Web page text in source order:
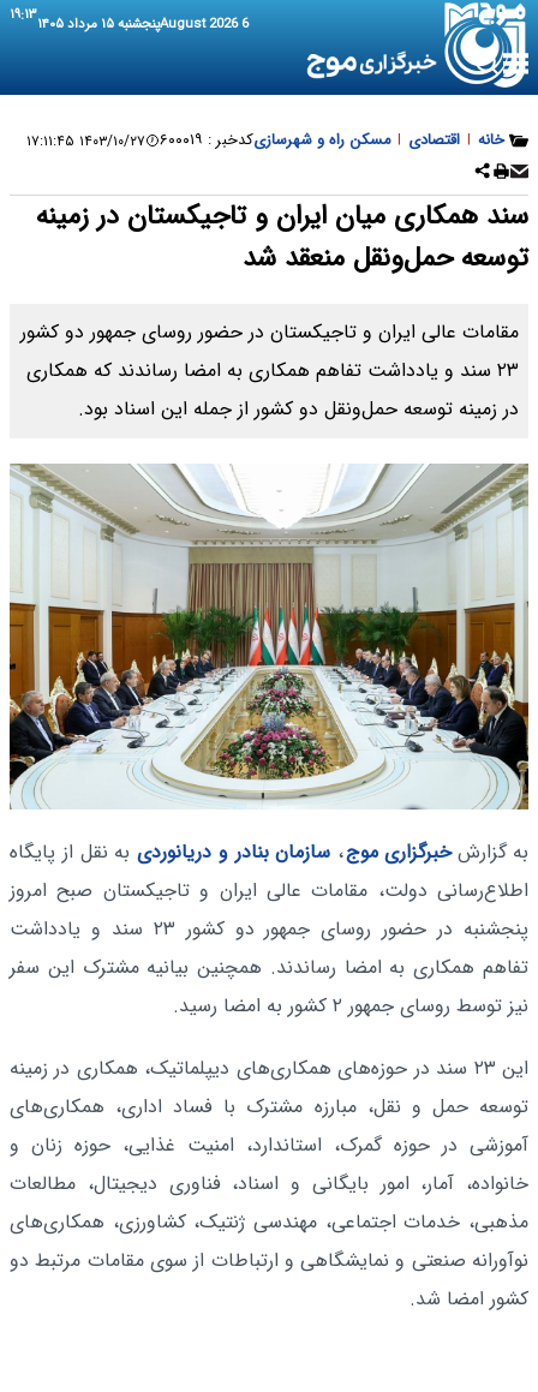
6 August 2026 پنجشنبه ۱۵ مرداد ۱۴۰۵ ۱۹:۱۳
خانه | اقتصادی | مسکن راه و شهرسازیکدخبر : ۶۰۰۰۱۹ ۱۴۰۳/۱۰/۲۷ ۱۷:۱۱:۴۵
سند همکاری میان ایران و تاجیکستان در زمینه
توسعه حمل‌ونقل منعقد شد
مقامات عالی ایران و تاجیکستان در حضور روسای جمهور دو کشور
۲۳ سند و یادداشت تفاهم همکاری به امضا رساندند که همکاری
در زمینه توسعه حمل‌ونقل دو کشور از جمله این اسناد بود.
به گزارشخبرگزاری موج، سازمان بنادر و دریانوردی به نقل از پایگاه
اطلاع‌رسانی دولت، مقامات عالی ایران و تاجیکستان صبح امروز
پنجشنبه در حضور روسای جمهور دو کشور ۲۳ سند و یادداشت
تفاهم همکاری به امضا رساندند. همچنین بیانیه مشترک این سفر
نیز توسط روسای جمهور ۲ کشور به امضا رسید.
این ۲۳ سند در حوزه‌های همکاری‌های دیپلماتیک، همکاری در زمینه
توسعه حمل و نقل، مبارزه مشترک با فساد اداری، همکاری‌های
آموزشی در حوزه گمرک، استاندارد، امنیت غذایی، حوزه زنان و
خانواده، آمار، امور بایگانی و اسناد، فناوری دیجیتال، مطالعات
مذهبی، خدمات اجتماعی، مهندسی ژنتیک، کشاورزی، همکاری‌های
نوآورانه صنعتی و نمایشگاهی و ارتباطات از سوی مقامات مرتبط دو
کشور امضا شد.